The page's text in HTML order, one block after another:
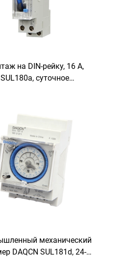
на DIN-рейку, 16 А,
SUL180a, суточное
механический
DAQCN SUL181d, 24-